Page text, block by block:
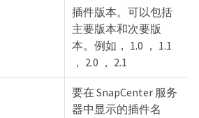
插件版本。可以包括
主要版本和次要版
本。例如， 1.0 ， 1.1
， 2.0 ， 2.1
要在 SnapCenter 服务
器中显示的插件名